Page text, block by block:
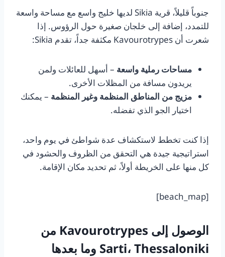
جنوباً قليلاً، قرية Sikia لديها خليج واسع مع مساحة واسعة
للتمدد، إضافة إلى خلجان صغيرة حول الرؤوس. إذا
شعرت أن Kavourotrypes مكثفة جداً، تقدم Sikia:
مساحات رملية واسعة – أسهل للعائلات ولمن
يريدون مسافة من المظلات الأخرى.
مزيج من المناطق المنظمة وغير المنظمة – يمكنك
اختيار الجو الذي تفضله.
إذا كنت تخطط لاستكشاف عدة شواطئ في يوم واحد،
استراتيجية جيدة هي التحقق من الظروف والحشود في
كل منها على الخريطة أولاً، ثم تحديد مكان الإقامة.
[beach_map]
الوصول إلى Kavourotrypes من
Sarti، Thessaloniki وما بعدها